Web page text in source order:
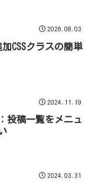
2026.08.03
CSSクラスの簡単
2024.11.19
投稿一覧をメニュ
2024.03.31